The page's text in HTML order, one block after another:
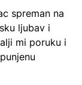
spreman na
ljubav i
mi poruku i